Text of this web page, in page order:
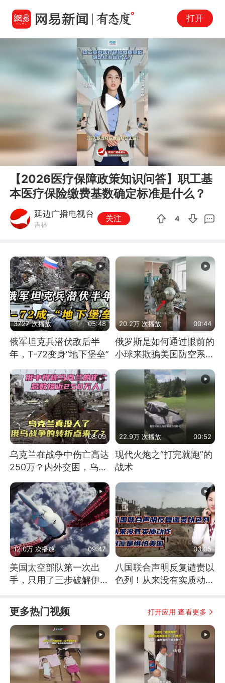
打开
Play
【2026医疗保障政策知识问答】职工基
本医疗保险缴费基数确定标准是什么？
延边广播电视台
吉林
关注 4
3727 次播放 05:48
俄军坦克兵潜伏敌后半
年，T-72变身“地下堡垒”
20.2万 次播放 00:44
俄罗斯是如何通过眼前的
小球来欺骗美国防空系统
的
08:09
乌克兰在战争中伤亡高达
250万？内外交困，乌克
22.9万 次播放 00:52
现代火炮之“打完就跑”的
战术
12.0万 次播放 09:47
美国太空部队第一次出
手，只用了三步破解伊朗
03:05
八国联合声明反复谴责以
色列！从来没有实质动
更多热门视频 打开应用 查看更多